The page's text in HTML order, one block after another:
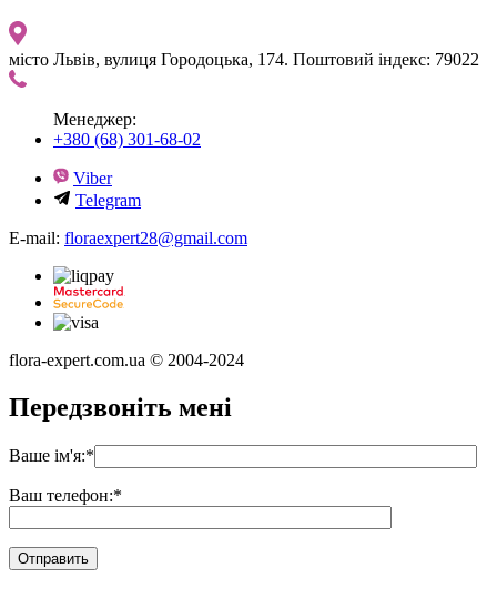
місто Львів, вулиця Городоцька, 174. Поштовий індекс: 79022
Менеджер:
+380 (68) 301-68-02
Viber
Telegram
E-mail: floraexpert28@gmail.com
flora-expert.com.ua © 2004-2024
Передзвоніть мені
Ваше ім'я:*
Ваш телефон:*